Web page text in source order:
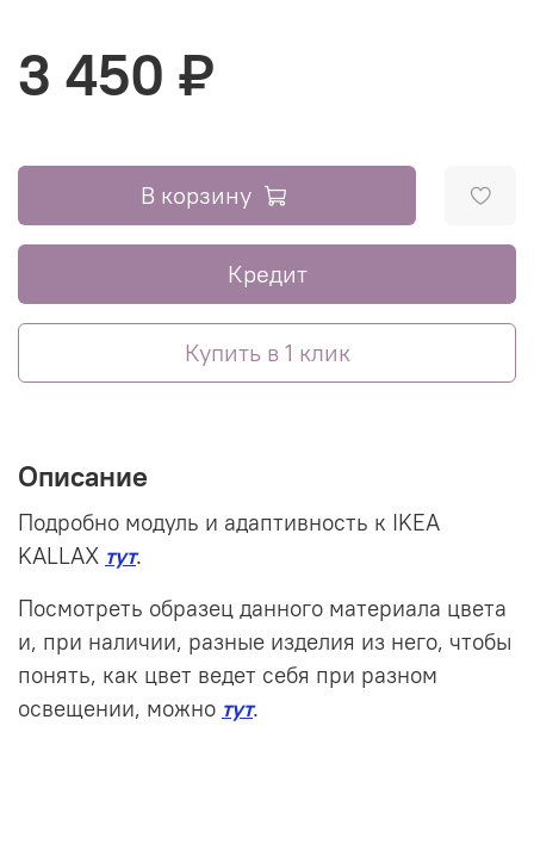
3 450 ₽
В корзину
Кредит
Купить в 1 клик
Описание
Подробно модуль и адаптивность к IKEA
KALLAX тут.
Посмотреть образец данного материала цвета
и, при наличии, разные изделия из него, чтобы
понять, как цвет ведет себя при разном
освещении, можно тут.